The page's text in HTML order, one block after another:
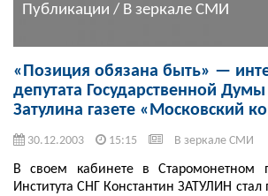
Публикации / В зеркале СМИ
«Позиция обязана быть» —
депутата Государственной
Затулина газете «Московский
30.12.2003 15:15 В зеркале СМИ
В своем кабинете в Старомонетном
Института СНГ Константин ЗАТУЛИН стал